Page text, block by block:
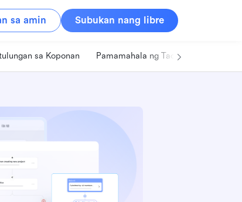
sa amin Subukan nang libre
sa Koponan Pamamahala ng Tao